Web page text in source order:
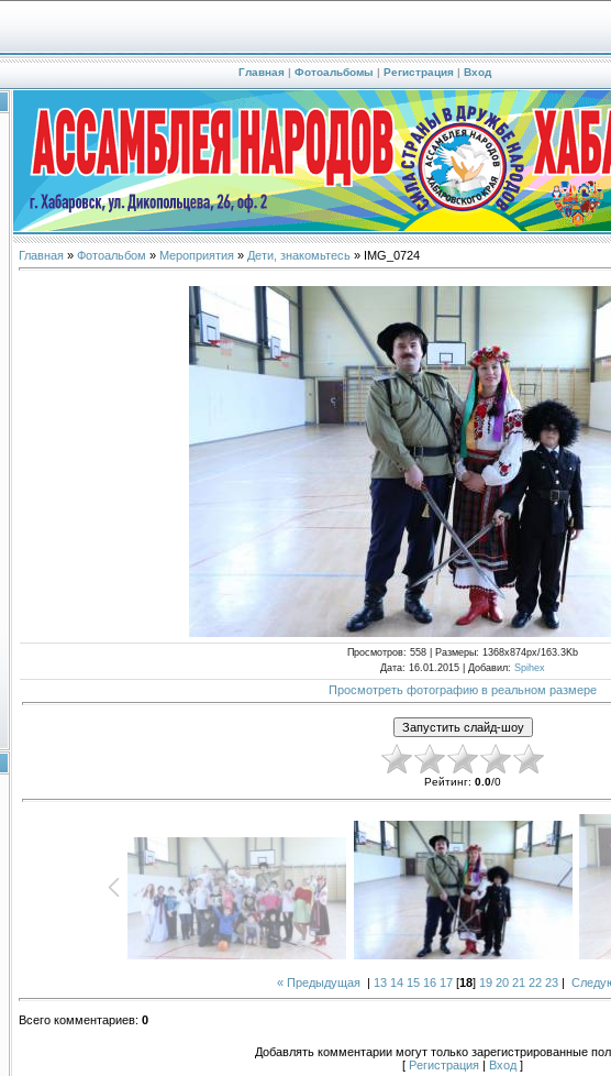
Главная | Фотоальбомы | Регистрация | Вход
Главная » Фотоальбом » Мероприятия » Дети, знакомьтесь » IMG_0724
Просмотров: 558 | Размеры: 1368x874px/163.3Kb
Дата: 16.01.2015 | Добавил: Spihex
Просмотреть фотографию в реальном размере
Рейтинг: 0.0/0
« Предыдущая | 13 14 15 16 17 [18] 19 20 21 22 23 |
Всего комментариев: 0
Добавлять комментарии могут только зарегистрированные
[ Регистрация Вход ]